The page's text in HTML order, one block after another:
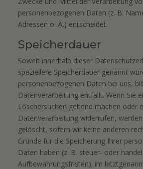
personenbezogenen Daten (z. B.
Adressen o. Ä.) entscheidet.
Speicherdauer
Soweit innerhalb dieser
speziellere Speicherdauer genannt
personenbezogenen Daten bei uns,
Datenverarbeitung entfällt. Wenn Sie
Löschersuchen geltend machen oder
Datenverarbeitung widerrufen,
gelöscht, sofern wir keine anderen
Gründe für die Speicherung Ihrer
Daten haben (z. B. steuer- oder
Aufbewahrungsfristen); im